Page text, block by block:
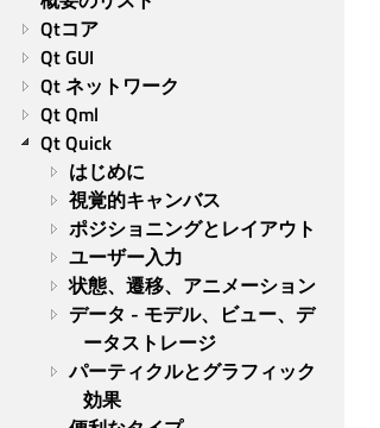
Qtコア
Qt GUI
Qt ネットワーク
Qt Qml
Qt Quick
はじめに
視覚的キャンバス
ポジショニングとレイアウト
ユーザー入力
状態、遷移、アニメーション
データ - モデル、ビュー、デ
ータストレージ
パーティクルとグラフィック
効果